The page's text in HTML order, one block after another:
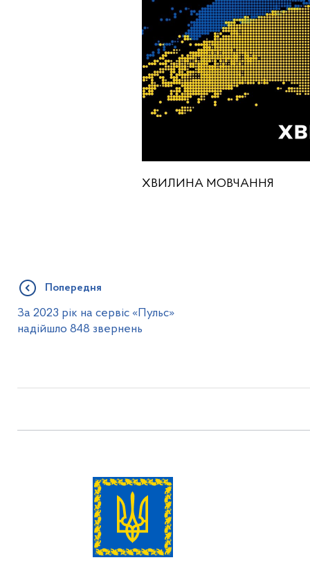
ХВИЛИНА МОВЧАННЯ
Попередня
За 2023 рік на сервіс «Пульс»
надійшло 848 звернень